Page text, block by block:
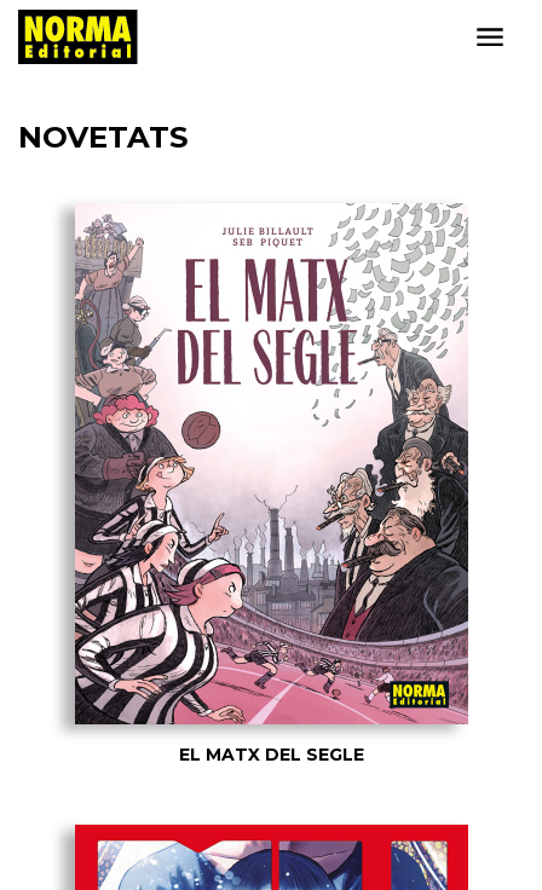
NOVETATS
EL MATX DEL SEGLE